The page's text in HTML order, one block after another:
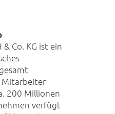
Co. KG ist ein
Mitarbeiter
200 Millionen
verfügt